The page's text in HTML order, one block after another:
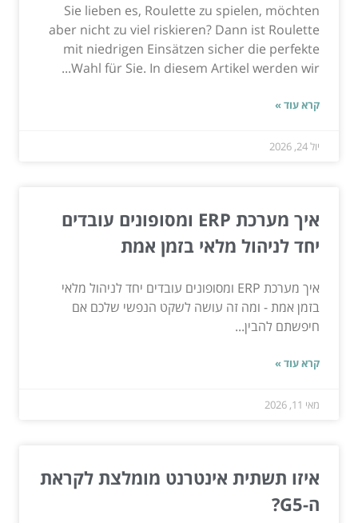
Sie lieben es, Roulette zu spielen, möchten
aber nicht zu viel riskieren? Dann ist Roulette
mit niedrigen Einsätzen sicher die perfekte
Wahl für Sie. In diesem Artikel werden wir...
קרא עוד »
יול 24, 2026
איך מערכת ERP ומסופונים עובדים
יחד לניהול מלאי בזמן אמת
איך מערכת ERP ומסופונים עובדים יחד לניהול מלאי
בזמן אמת - ומה זה עושה לשקט הנפשי שלכם אם
חיפשתם להבין...
קרא עוד »
מאי 11, 2026
איזו תשתית אינטרנט מומלצת לקראת
ה-G5?